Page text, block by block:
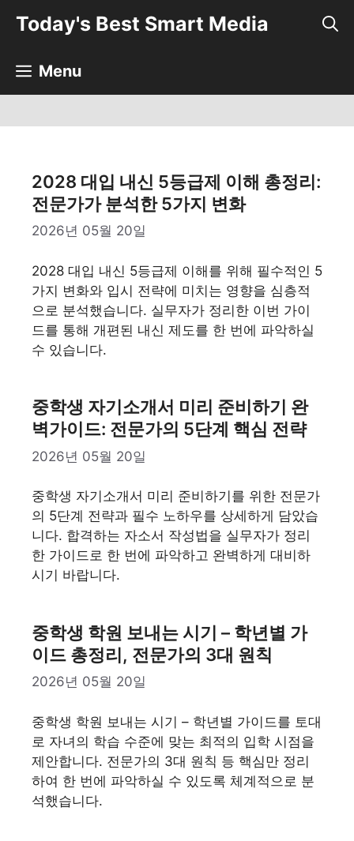
뛰
Today's Best Smart Media
Menu
2028 대입 내신 5등급제 이해 총정리:
전문가가 분석한 5가지 변화
2026년 05월 20일
2028 대입 내신 5등급제 이해를 위해 필수적인 5
가지 변화와 입시 전략에 미치는 영향을 심층적
으로 분석했습니다. 실무자가 정리한 이번 가이
드를 통해 개편된 내신 제도를 한 번에 파악하실
수 있습니다.
중학생 자기소개서 미리 준비하기 완
벽가이드: 전문가의 5단계 핵심 전략
2026년 05월 20일
중학생 자기소개서 미리 준비하기를 위한 전문가
의 5단계 전략과 필수 노하우를 상세하게 담았습
니다. 합격하는 자소서 작성법을 실무자가 정리
한 가이드로 한 번에 파악하고 완벽하게 대비하
시기 바랍니다.
중학생 학원 보내는 시기 – 학년별 가
이드 총정리, 전문가의 3대 원칙
2026년 05월 20일
중학생 학원 보내는 시기 – 학년별 가이드를 토대
로 자녀의 학습 수준에 맞는 최적의 입학 시점을
제안합니다. 전문가의 3대 원칙 등 핵심만 정리
하여 한 번에 파악하실 수 있도록 체계적으로 분
석했습니다.